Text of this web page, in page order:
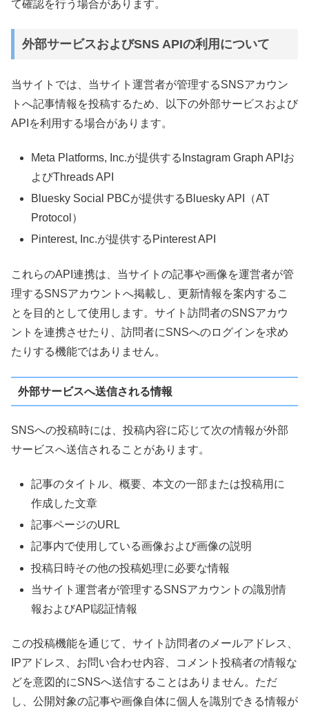
て確認を行う場合があります。
外部サービスおよびSNS APIの利用について
当サイトでは、当サイト運営者が管理するSNSアカウン
トへ記事情報を投稿するため、以下の外部サービスおよび
APIを利用する場合があります。
Meta Platforms, Inc.が提供するInstagram Graph APIお
よびThreads API
Bluesky Social PBCが提供するBluesky API（AT
Protocol）
Pinterest, Inc.が提供するPinterest API
これらのAPI連携は、当サイトの記事や画像を運営者が管
理するSNSアカウントへ掲載し、更新情報を案内するこ
とを目的として使用します。サイト訪問者のSNSアカウ
ントを連携させたり、訪問者にSNSへのログインを求め
たりする機能ではありません。
外部サービスへ送信される情報
SNSへの投稿時には、投稿内容に応じて次の情報が外部
サービスへ送信されることがあります。
記事のタイトル、概要、本文の一部または投稿用に
作成した文章
記事ページのURL
記事内で使用している画像および画像の説明
投稿日時その他の投稿処理に必要な情報
当サイト運営者が管理するSNSアカウントの識別情
報およびAPI認証情報
この投稿機能を通じて、サイト訪問者のメールアドレス、
IPアドレス、お問い合わせ内容、コメント投稿者の情報な
どを意図的にSNSへ送信することはありません。ただ
し、公開対象の記事や画像自体に個人を識別できる情報が